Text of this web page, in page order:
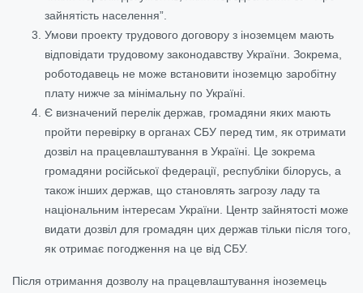
зайнятість населення”.
Умови проекту трудового договору з іноземцем мають
відповідати трудовому законодавству України. Зокрема,
роботодавець не може встановити іноземцю заробітну
плату нижче за мінімальну по Україні.
Є визначений перелік держав, громадяни яких мають
пройти перевірку в органах СБУ перед тим, як отримати
дозвіл на працевлаштування в Україні. Це зокрема
громадяни російської федерації, республіки білорусь, а
також інших держав, що становлять загрозу ладу та
національним інтересам України. Центр зайнятості може
видати дозвіл для громадян цих держав тільки після того,
як отримає погодження на це від СБУ.
Після отримання дозволу на працевлаштування іноземець